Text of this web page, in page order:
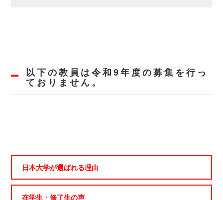
以下の教員は令和9年度の募集を行っ
ておりません。
日本大学が選ばれる理由
在学生・修了生の声